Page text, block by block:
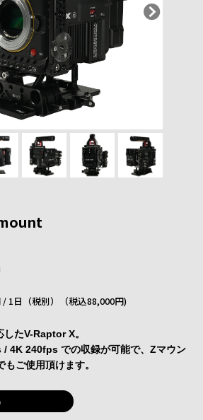
/ 1日（税別） （税込88,000円)
たV-Raptor X。
4K 240fps での収録が可能で、Zマウン
もご使用頂けます。